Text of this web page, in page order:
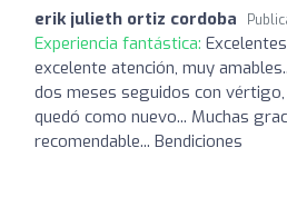
erik julieth ortiz cordoba
Experiencia fantástica:
excelente atención, muy
dos meses seguidos con
quedó como nuevo... Muchas
recomendable... Bendiciones